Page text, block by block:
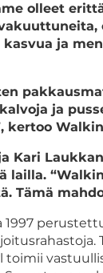
olleet
ja
ja
kertoo
Kari
lailla.
Tämä
toimii